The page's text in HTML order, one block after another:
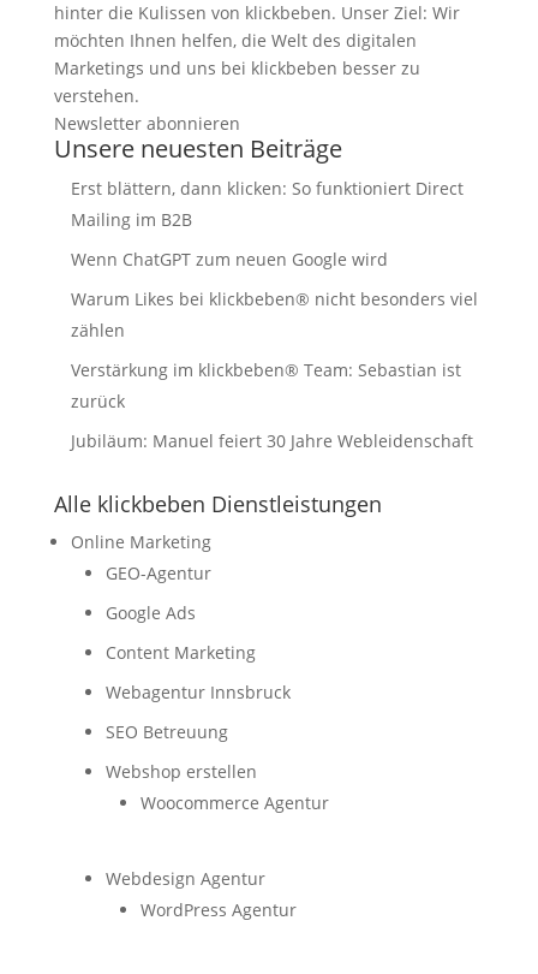
hinter die Kulissen von klickbeben. Unser Ziel: Wir
möchten Ihnen helfen, die Welt des digitalen
Marketings und uns bei klickbeben besser zu
verstehen.
Newsletter abonnieren
Unsere neuesten Beiträge
Erst blättern, dann klicken: So funktioniert Direct
Mailing im B2B
Wenn ChatGPT zum neuen Google wird
Warum Likes bei klickbeben® nicht besonders viel
zählen
Verstärkung im klickbeben® Team: Sebastian ist
zurück
Jubiläum: Manuel feiert 30 Jahre Webleidenschaft
Alle klickbeben Dienstleistungen
Online Marketing
GEO-Agentur
Google Ads
Content Marketing
Webagentur Innsbruck
SEO Betreuung
Webshop erstellen
Woocommerce Agentur
Webdesign Agentur
WordPress Agentur